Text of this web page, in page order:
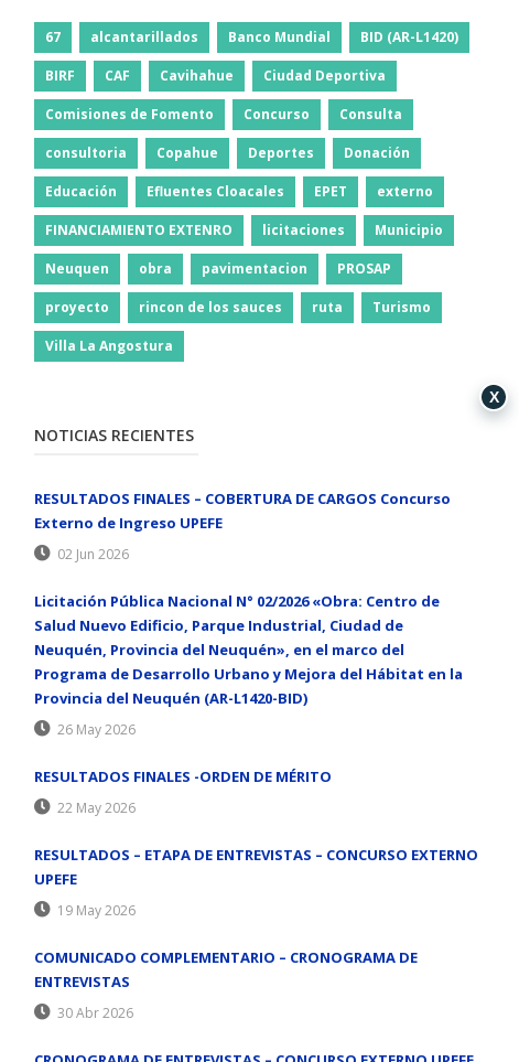
67 alcantarillados Banco Mundial BID (AR-L1420)
BIRF CAF Cavihahue Ciudad Deportiva
Comisiones de Fomento Concurso Consulta
consultoria Copahue Deportes Donación
Educación Efluentes Cloacales EPET externo
FINANCIAMIENTO EXTENRO licitaciones Municipio
Neuquen obra pavimentacion PROSAP
proyecto rincon de los sauces ruta Turismo
Villa La Angostura
NOTICIAS RECIENTES
RESULTADOS FINALES – COBERTURA DE CARGOS Concurso
Externo de Ingreso UPEFE
02 Jun 2026
Licitación Pública Nacional N° 02/2026 «Obra: Centro de
Salud Nuevo Edificio, Parque Industrial, Ciudad de
Neuquén, Provincia del Neuquén», en el marco del
Programa de Desarrollo Urbano y Mejora del Hábitat en la
Provincia del Neuquén (AR-L1420-BID)
26 May 2026
RESULTADOS FINALES -ORDEN DE MÉRITO
22 May 2026
RESULTADOS – ETAPA DE ENTREVISTAS – CONCURSO EXTERNO
UPEFE
19 May 2026
COMUNICADO COMPLEMENTARIO – CRONOGRAMA DE
ENTREVISTAS
30 Abr 2026
X